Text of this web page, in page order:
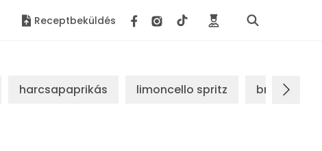
Receptbeküldés
harcsapaprikás limoncello spritz brassói